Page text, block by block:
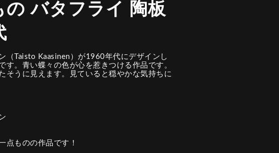
の バタフライ 陶板
（Taisto Kaasinen）が1960年代にデザインし
す。青い蝶々の色が心を惹きつける作品です。
そうに見えます。見ていると穏やかな気持ちに
点ものの作品です！